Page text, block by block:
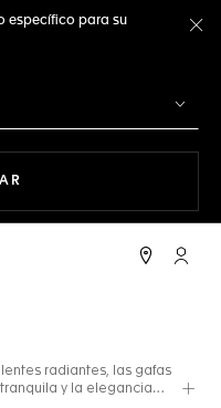
específico para su